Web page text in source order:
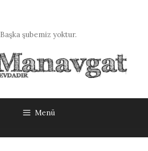
Başka şubemiz yoktur.
Menü